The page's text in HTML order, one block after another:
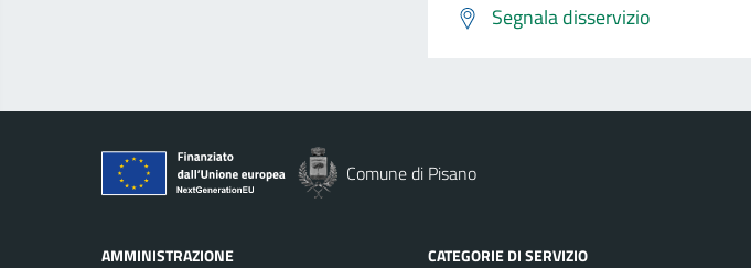
Segnala disservizio
Comune di Pisano
AMMINISTRAZIONE CATEGORIE DI SERVIZIO